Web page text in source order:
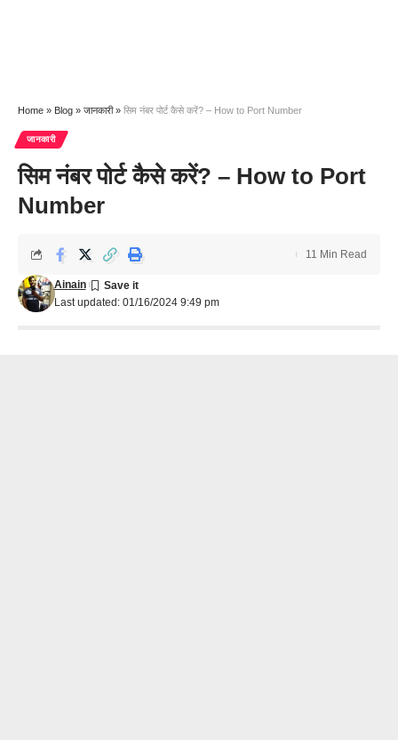
Home » Blog » जानकारी» सिम नंबर पोर्ट कैसे करें? – How to Port Number
जानकारी
सिम नंबर पोर्ट कैसे करें? – How to Port
Number
Last updated: 01/16/2024 9:49 pm
Ainain
11 Min Read